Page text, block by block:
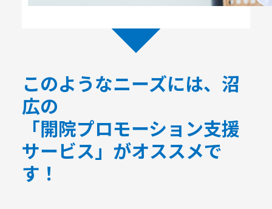
このようなニーズには、沼
広の
「開院プロモーション支援
サービス」がオススメで
す！